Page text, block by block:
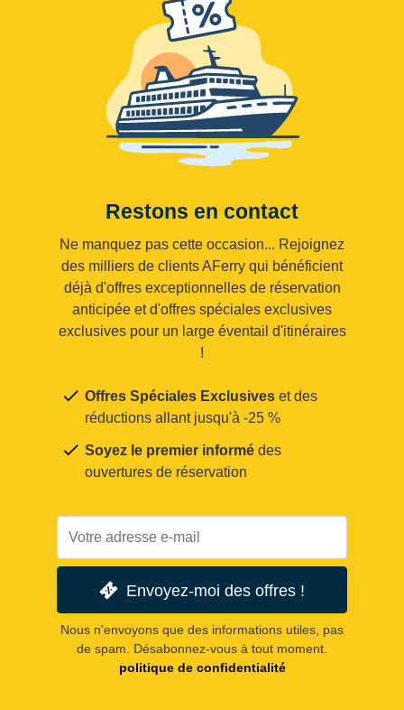
Restons en contact
Ne manquez pas cette occasion... Rejoignez
des milliers de clients AFerry qui bénéficient
déjà d'offres exceptionnelles de réservation
anticipée et d'offres spéciales exclusives
exclusives pour un large éventail d'itinéraires
!
Offres Spéciales Exclusives et des
réductions allant jusqu'à -25 %
Soyez le premier informé des
ouvertures de réservation
Envoyez-moi des offres !
Nous n'envoyons que des informations utiles, pas
de spam. Désabonnez-vous à tout moment.
politique de confidentialité